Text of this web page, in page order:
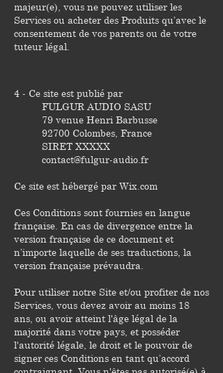
majeur(e), vous ne pouvez utiliser les
Services ou acheter des Produits qu’avec le
consentement de vos parents ou de votre
tuteur légal.
4 - Ce site est publié par
FULGUR AUDIO SASU
79 venue Henri Barbusse
92700 Colombes, France
SIRET XXXXX
contact@fulgur-audio.fr
Ce site est hébergé par Wix.com
Ces Conditions sont fournies en langue
française. En cas de divergence entre la
version française de ce document et
n’importe laquelle de ses traductions, la
version française prévaudra.
Pour utiliser notre Site et/ou profiter de nos
Services, vous devez avoir au moins 18
ans, ou avoir atteint l'âge légal de la
majorité dans votre pays, et posséder
l'autorité légale, le droit et le pouvoir de
signer ces Conditions en tant qu’accord